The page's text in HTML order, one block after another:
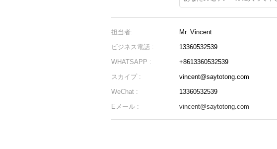
担当者:
Mr. Vincent
ビジネス電話 :
13360532539
WHATSAPP :
+8613360532539
スカイプ :
vincent@saytotong.com
WeChat :
13360532539
Eメール :
vincent@saytotong.com